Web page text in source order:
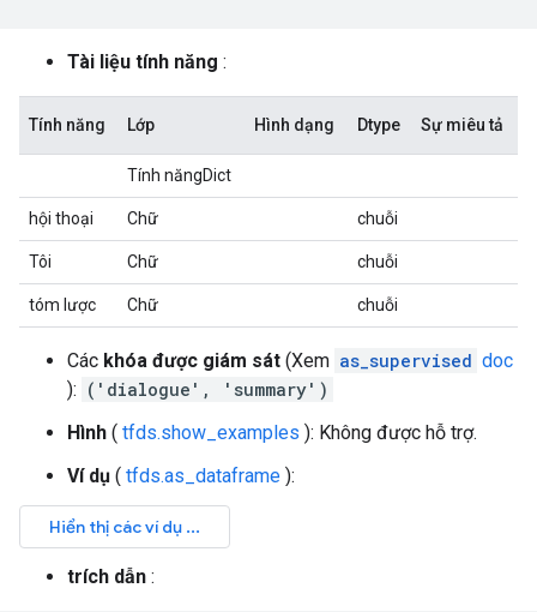
Tài liệu tính năng :
Tính năng Lớp Hình dạng Dtype Sự miêu tả
Tính năngDict
hội thoại Chữ chuỗi
Tôi Chữ chuỗi
tóm lược Chữ chuỗi
Các khóa được giám sát (Xem as_supervised doc
): ('dialogue', 'summary')
Hình ( tfds.show_examples ): Không được hỗ trợ.
Ví dụ ( tfds.as_dataframe ):
trích dẫn :